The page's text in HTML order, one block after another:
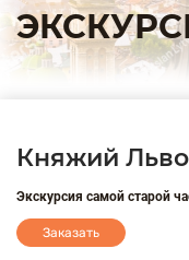
Княжий
Экскурсия самой старой
Заказать